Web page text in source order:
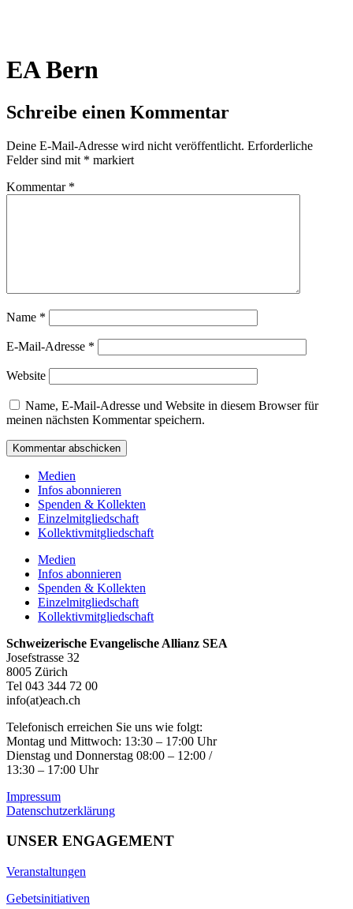
EA Bern
Schreibe einen Kommentar
Deine E-Mail-Adresse wird nicht veröffentlicht. Erforderliche
Felder sind mit * markiert
Kommentar *
Name *
E-Mail-Adresse *
Website
Name, E-Mail-Adresse und Website in diesem Browser für
meinen nächsten Kommentar speichern.
Medien
Infos abonnieren
Spenden & Kollekten
Einzelmitgliedschaft
Kollektivmitgliedschaft
Medien
Infos abonnieren
Spenden & Kollekten
Einzelmitgliedschaft
Kollektivmitgliedschaft
Schweizerische Evangelische Allianz SEA
Josefstrasse 32
8005 Zürich
Tel 043 344 72 00
info(at)each.ch
Telefonisch erreichen Sie uns wie folgt:
Montag und Mittwoch: 13:30 – 17:00 Uhr
Dienstag und Donnerstag 08:00 – 12:00 /
13:30 – 17:00 Uhr
Impressum
Datenschutzerklärung
UNSER ENGAGEMENT
Veranstaltungen
Gebetsinitiativen